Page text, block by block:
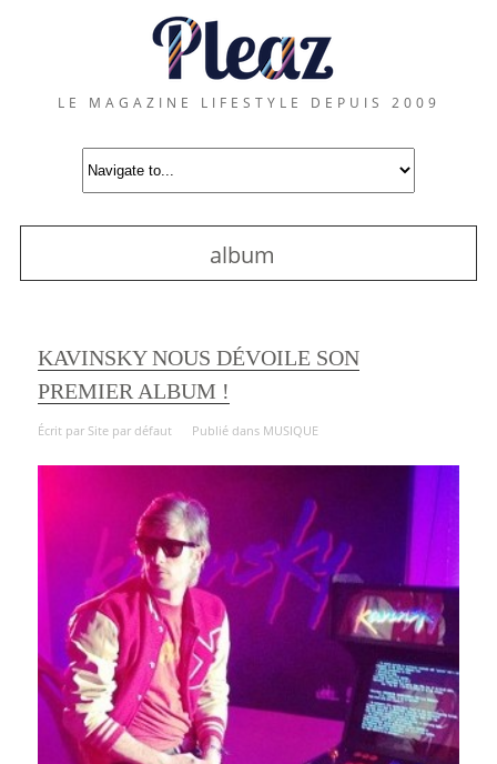
LE MAGAZINE LIFESTYLE DEPUIS 2009
album
KAVINSKY NOUS DÉVOILE SON
PREMIER ALBUM !
Écrit par Site par défaut Publié dans MUSIQUE